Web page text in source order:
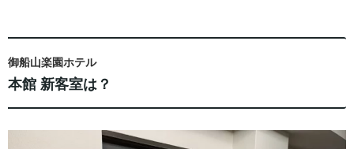
御船山楽園ホテル
本館 新客室は？